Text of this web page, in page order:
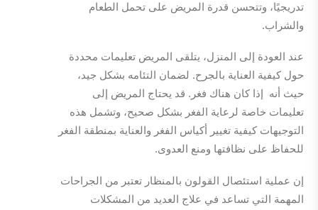
تدريجيًا، وتتحسن قدرة المريض على تحمل الطعام
والشراب.
عند العودة إلى المنزل، يتلقى المريض تعليمات محددة
حول كيفية العناية بالجرح. لضمان التئامه بشكل جيد،
حيث أنه إذا كان هناك فغر. قد يحتاج المريض إلى
تعليمات خاصة لرعاية الفغر بشكل صحيح، وتشمل هذه
التوجيهات كيفية تغيير أكياس الفغر والعناية بمنطقة الفغر
للحفاظ على نظافتها ومنع العدوى.
إن عملية استئصال القولون بالمنظار تعتبر من الجراحات
المهمة التي تساعد في علاج العديد من المشكلات